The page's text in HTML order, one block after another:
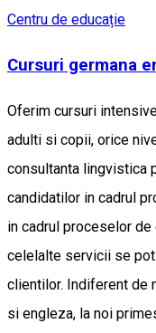
Centru de educație
Cursuri germana
Oferim cursuri
adulti si copii, orice
consultanta lingvistica
candidatilor in cadrul
in cadrul proceselor
celelalte servicii se
clientilor. Indiferent de
si engleza, la noi